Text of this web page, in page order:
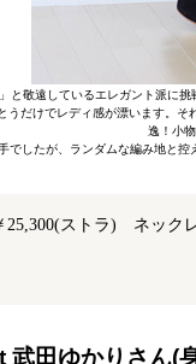
」と敬遠しているエレガント派に
うだけでレディ感が漂います。
逸！小
でしたが、ランダムな編み地と
25,300(ストラ) ネック
武田ゆかりさん(